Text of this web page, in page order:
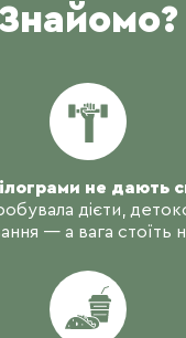
не дають
дієти,
— а вага стоїть